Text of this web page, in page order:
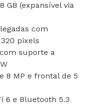
GB (expansível via
com
pixels
suporte a
8 MP e frontal de 5
6 e Bluetooth 5.3